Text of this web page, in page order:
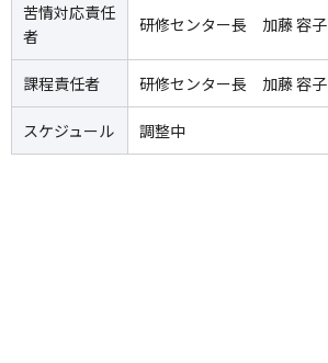
苦情対応責任
者
研修センター長 加藤 容子
課程責任者 研修センター長 加藤 容子
スケジュール 調整中